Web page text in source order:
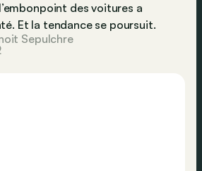
des voitures a
Et la tendance se poursuit.
Sepulchre